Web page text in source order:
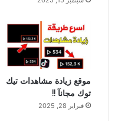
موقع زيادة مشاهدات تيك
توك مجانآ !!
فبراير 28, 2025